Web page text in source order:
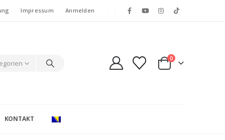
Impressum Anmelden
0
KONTAKT